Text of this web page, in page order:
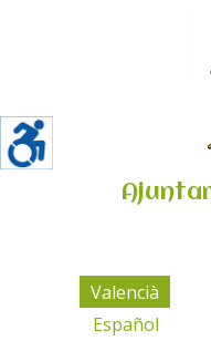
Valencià
Español